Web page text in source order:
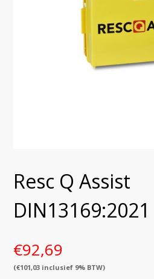
Resc Q Assist
DIN13169:2021
€92,69
(€101,03 inclusief 9% BTW)